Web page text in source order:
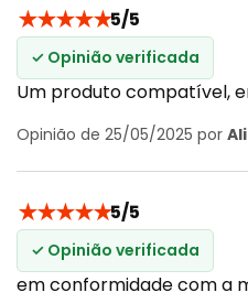
★★★★★5/5
✓ Opinião verificada
Um produto compatível,
Opinião de 25/05/2025 por
★★★★★5/5
✓ Opinião verificada
em conformidade com a